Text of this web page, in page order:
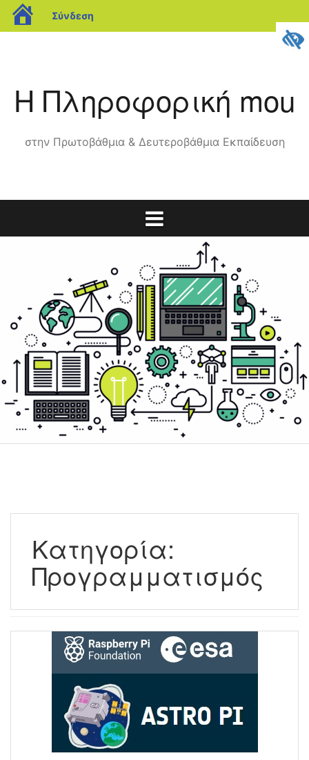
blogs.sch.gr
Σύνδεση
Η Πληροφορική mou
στην Πρωτοβάθμια & Δευτεροβάθμια Εκπαίδευση
Κατηγορία:
Προγραμματισμός